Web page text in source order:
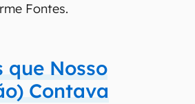
Fontes.
que Nosso
Contava